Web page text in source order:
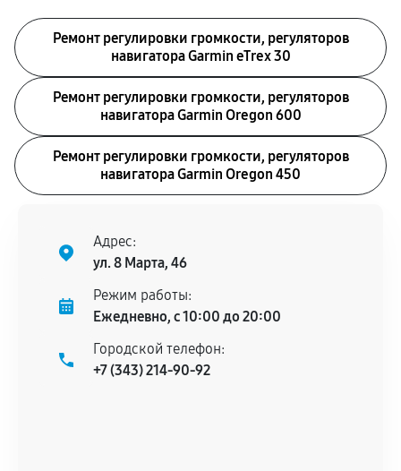
Ремонт регулировки громкости, регуляторов
навигатора Garmin eTrex 30
Ремонт регулировки громкости, регуляторов
навигатора Garmin Oregon 600
Ремонт регулировки громкости, регуляторов
навигатора Garmin Oregon 450
Адрес:
ул. 8 Марта, 46
Режим работы:
Ежедневно, с 10:00 до 20:00
Городской телефон:
+7 (343) 214-90-92